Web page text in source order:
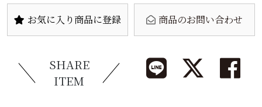
お気に入り商品に登録 商品のお問い合わせ
SHARE
ITEM